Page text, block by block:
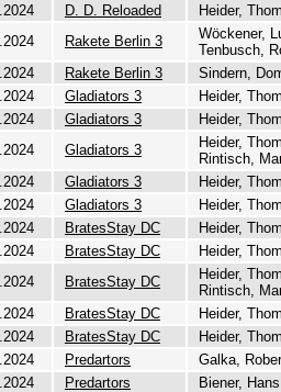
D. D. Reloaded Heider,
Rakete Berlin 3
Wöckener,
Tenbusch,
Rakete Berlin 3 Sindern,
Gladiators 3 Heider,
Gladiators 3 Heider,
Gladiators 3
Heider,
Rintisch,
Gladiators 3 Heider,
Gladiators 3 Heider,
BratesStay DC Heider,
BratesStay DC Heider,
BratesStay DC
Heider,
Rintisch,
BratesStay DC Heider,
BratesStay DC Heider,
Predartors Galka,
Predartors Biener, Hans